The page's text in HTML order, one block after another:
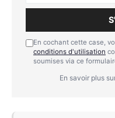
En cochant cette case,
conditions d'utilisation
soumises via ce
En savoir plus